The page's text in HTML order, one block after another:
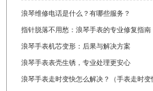
浪琴维修电话是什么？有哪些服务？
指针脱落不用愁：浪琴手表的专业修复指南
浪琴手表机芯变形：后果与解决方案
浪琴手表表壳生锈，专业处理更安心
浪琴手表走时变快怎么解决？（手表走时变